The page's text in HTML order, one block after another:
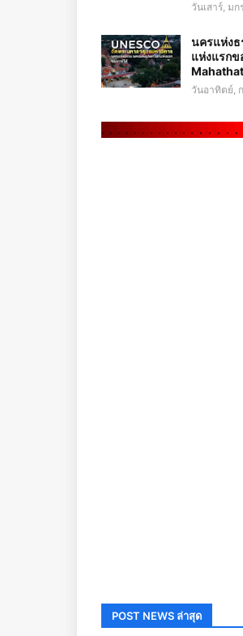
วันเสาร์, ม
นครแห่งธ
แห่งแรกข
วันอาทิตย์,
. . . . . . . . . . . . . . . . .
POST NEWS ล่าสุด